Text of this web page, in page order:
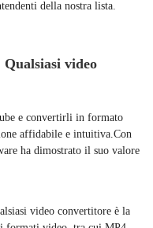
della nostra lista.
video
e convertirli in formato
affidabile e intuitiva.Con
ha dimostrato il suo valore
video convertitore è la